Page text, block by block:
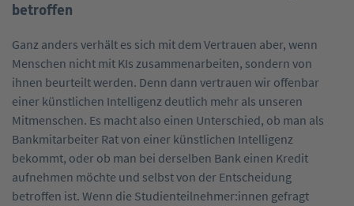
betroffen
Ganz anders verhält es sich mit dem Vertrauen aber, wenn
Menschen nicht mit KIs zusammenarbeiten, sondern von
ihnen beurteilt werden. Denn dann vertrauen wir offenbar
einer künstlichen Intelligenz deutlich mehr als unseren
Mitmenschen. Es macht also einen Unterschied, ob man als
Bankmitarbeiter Rat von einer künstlichen Intelligenz
bekommt, oder ob man bei derselben Bank einen Kredit
aufnehmen möchte und selbst von der Entscheidung
betroffen ist. Wenn die Studienteilnehmer:innen gefragt